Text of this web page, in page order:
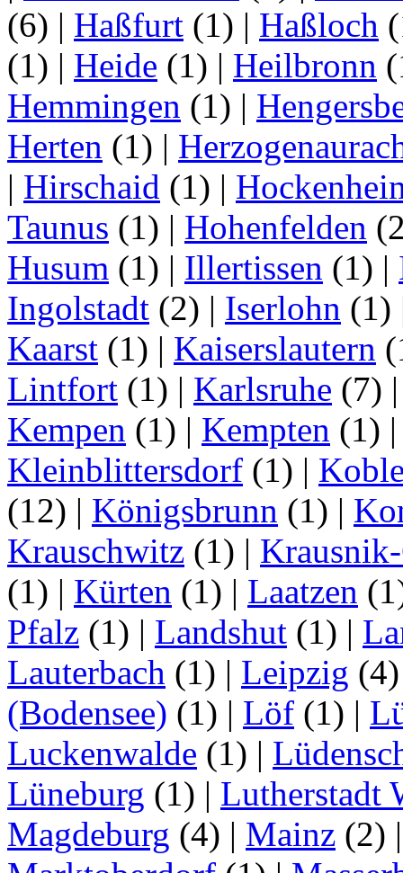
(6) | Haßfurt (1) | Haßloch
(1) | Heide (1) | Heilbronn
Hemmingen (1) |
Herten (1) |
| Hirschaid (1) |
Taunus (1) | Hohenfelden
Husum (1) | Illertissen (1) |
Ingolstadt (2) | Iserlohn (1)
Kaarst (1) | Kaiserslautern
Lintfort (1) | Karlsruhe (7)
Kempen (1) | Kempten (1)
Kleinblittersdorf (1) |
(12) | Königsbrunn (1) |
Krauschwitz (1) |
(1) | Kürten (1) | Laatzen
Pfalz (1) | Landshut (1) |
Lauterbach (1) | Leipzig
(Bodensee) (1) | Löf (1) |
Luckenwalde (1) |
Lüneburg (1) | Lutherstadt
Magdeburg (4) | Mainz (2)